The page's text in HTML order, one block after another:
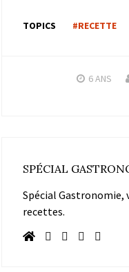
TOPICS #RECETTE
6 ANS
SPÉCIAL
Spécial Gastronomie,
recettes.